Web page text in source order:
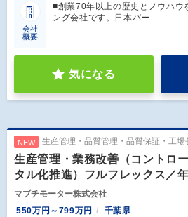
会社
概要
■創業70年以上の歴史とノウハウ
ング会社です。日本パー…
気になる
NEW 生産管理・品質管理・品質保証・工場
生産管理・業務改善（コントロ
タル化推進）フルフレックス／
マブチモーター株式会社
550万円～799万円
千葉県